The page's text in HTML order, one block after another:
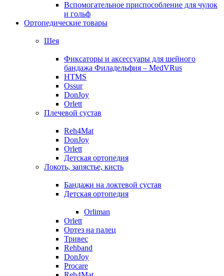
Вспомогательное приспособление для чулок
и гольф
Ортопедические товары
Шея
Фиксаторы и аксессуары для шейного
бандажа Филадельфия – MedVRus
HTMS
Ossur
DonJoy
Orlett
Плечевой сустав
Reh4Mat
DonJoy
Orlett
Детская ортопедия
Локоть, запястье, кисть
Бандажи на локтевой сустав
Детская ортопедия
Orliman
Orlett
Ортез на палец
Тривес
Rehband
DonJoy
Procare